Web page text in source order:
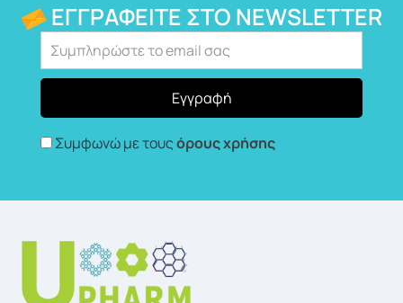
ΕΓΓΡΑΦΕΊΤΕ ΣΤΟ NEWSLETTER
Συμφωνώ με τουςόρους χρήσης